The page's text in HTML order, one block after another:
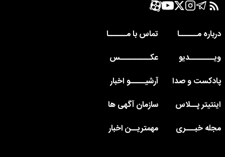
درباره مــــــا
تماس با مــــــا
ویــــــــدیو
عکــــــــــس
پادکست و صدا
آرشیـــــو اخبار
اینتیتر پــلاس
سازمان آگهی ها
مجله خبـــری
مهمتریــن اخبار